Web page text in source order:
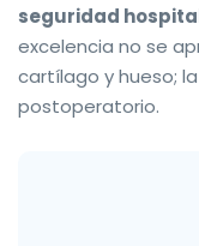
seguridad
excelencia no se
cartílago y hueso;
postoperatorio.